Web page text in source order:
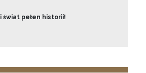
świat pełen historii!